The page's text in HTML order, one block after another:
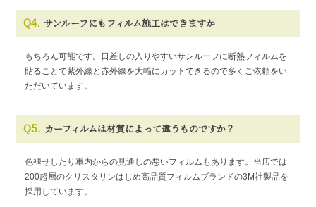
Q4. サンルーフにもフィルム施工はできますか
もちろん可能です。日差しの入りやすいサンルーフに断熱フィルムを
貼ることで紫外線と赤外線を大幅にカットできるので多くご依頼をい
ただいています。
Q5. カーフィルムは材質によって違うものですか？
色褪せしたり車内からの見通しの悪いフィルムもあります。当店では
200超層のクリスタリンはじめ高品質フィルムブランドの3M社製品を
採用しています。